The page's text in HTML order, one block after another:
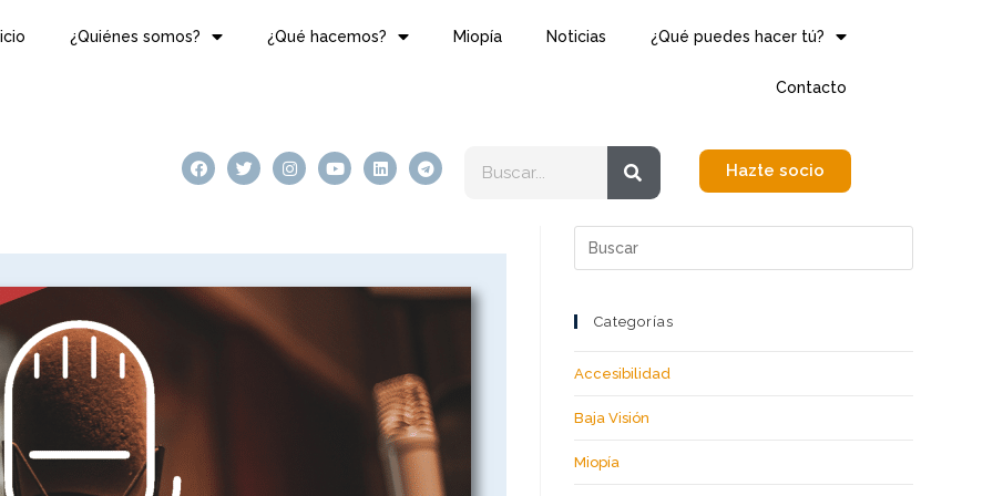
¿Quiénes somos? ¿Qué hacemos? Miopía Noticias ¿Qué puedes hacer tú?
Contacto
Hazte socio
Categorías
Accesibilidad
Baja Visión
Miopía